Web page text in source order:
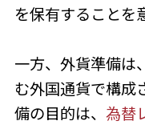
を保有することを
一方、外貨準備は
む外国通貨で構成
備の目的は、 為替